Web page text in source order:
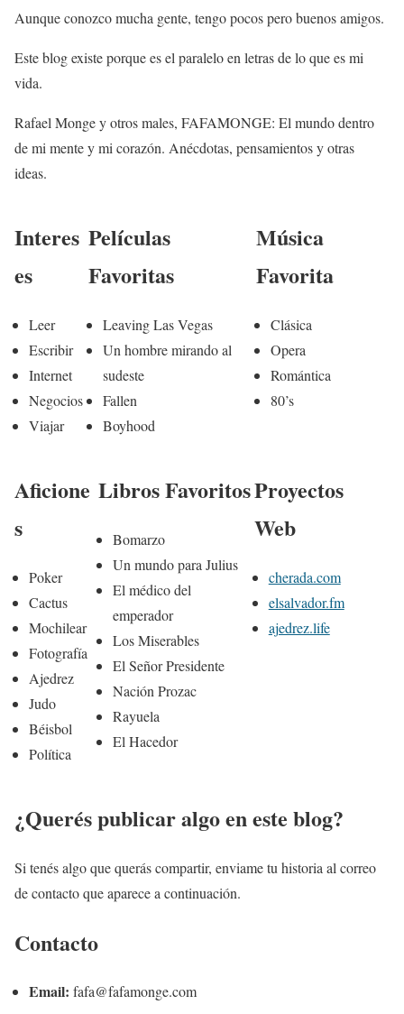
Aunque conozco mucha gente, tengo pocos pero buenos amigos.
Este blog existe porque es el paralelo en letras de lo que es mi
vida.
Rafael Monge y otros males, FAFAMONGE: El mundo dentro
de mi mente y mi corazón. Anécdotas, pensamientos y otras
ideas.
Interes
es
Leer
Escribir
Internet
Negocios
Viajar
Películas
Favoritas
Leaving Las Vegas
Un hombre mirando al
sudeste
Fallen
Boyhood
Música
Favorita
Clásica
Opera
Romántica
80’s
Aficione
s
Poker
Cactus
Mochilear
Fotografía
Ajedrez
Judo
Béisbol
Política
Libros Favoritos
Bomarzo
Un mundo para Julius
El médico del
emperador
Los Miserables
El Señor Presidente
Nación Prozac
Rayuela
El Hacedor
Proyectos
Web
cherada.com
elsalvador.fm
ajedrez.life
¿Querés publicar algo en este blog?
Si tenés algo que querás compartir, enviame tu historia al correo
de contacto que aparece a continuación.
Contacto
Email: fafa@fafamonge.com